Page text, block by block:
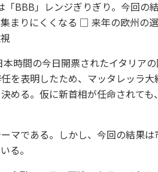
BBB」レンジぎりぎり。今回の
まりにくくなる □ 来年の欧州の
時間の今日開票されたイタリア
を表明したため、マッタレッラ
める。仮に新首相が任命されて
マである。しかし、今回の結果
る。